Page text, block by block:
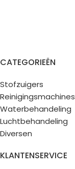
CATEGORIEËN
Stofzuigers
Reinigingsmachines
Waterbehandeling
Luchtbehandeling
Diversen
KLANTENSERVICE